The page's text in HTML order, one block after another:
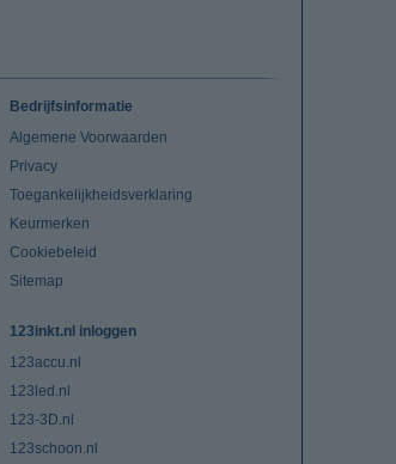
Bedrijfsinformatie
Algemene Voorwaarden
Privacy
Toegankelijkheidsverklaring
Keurmerken
Cookiebeleid
Sitemap
123inkt.nl inloggen
123accu.nl
123led.nl
123-3D.nl
123schoon.nl